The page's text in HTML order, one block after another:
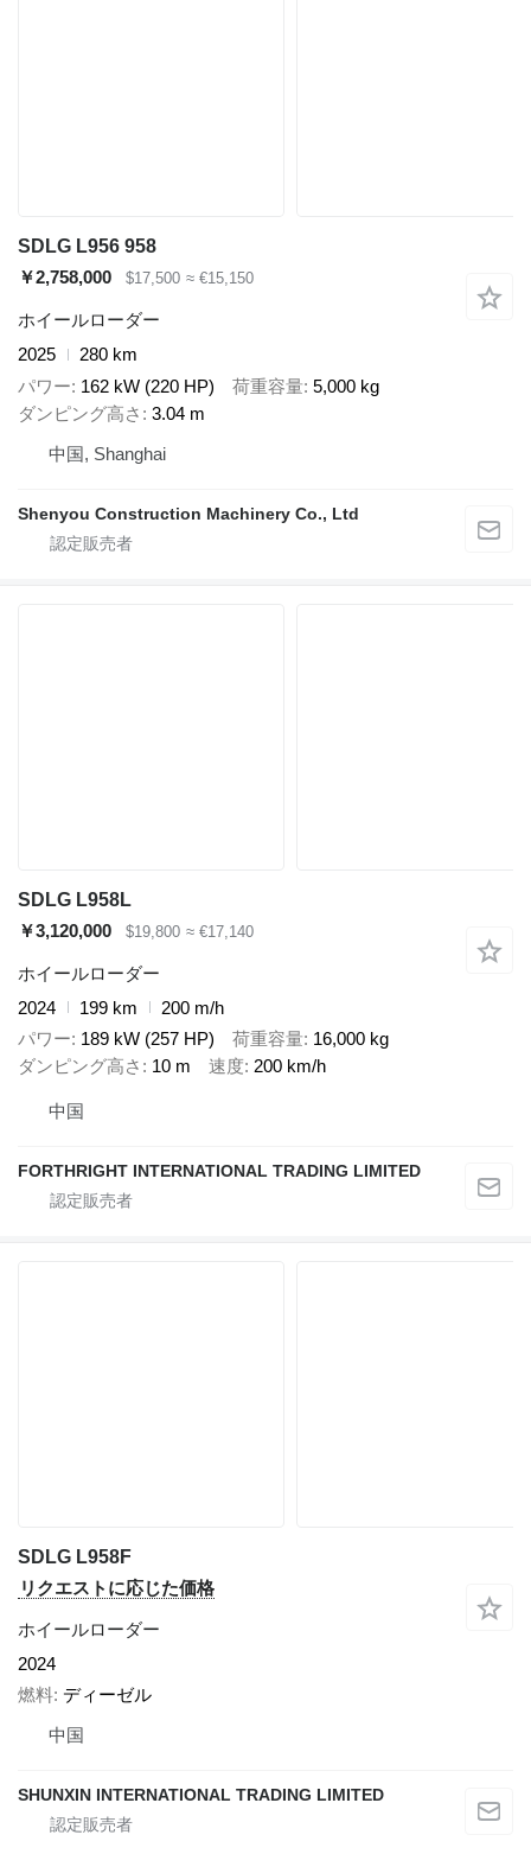
SDLG L956 958
￥2,758,000
$17,500 ≈ €15,150
ホイールローダー
2025
280 km
パワー 162 kW (220 HP) 荷重容量 5,000 kg
ダンピング高さ
3.04 m
中国, Shanghai
Shenyou Construction Machinery Co., Ltd
SDLG L958L
￥3,120,000
$19,800 ≈ €17,140
ホイールローダー
2024
199 km
200 m/h
パワー 189 kW (257 HP) 荷重容量 16,000 kg
ダンピング高さ
10 m 速度 200 km/h
中国
FORTHRIGHT INTERNATIONAL TRADING LIMITED
SDLG L958F
リクエストに応じた価格
ホイールローダー
2024
燃料 ディーゼル
中国
SHUNXIN INTERNATIONAL TRADING LIMITED